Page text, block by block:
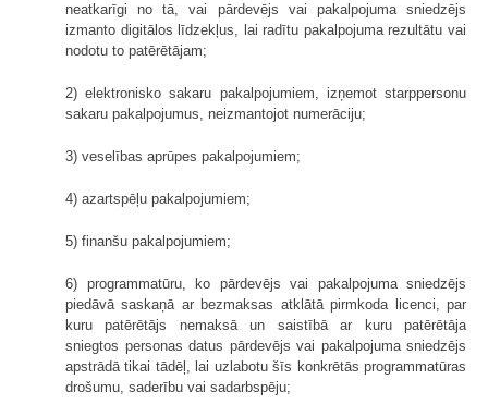
neatkarīgi no tā, vai pārdevējs vai pakalpojuma sniedzējs
izmanto digitālos līdzekļus, lai radītu pakalpojuma rezultātu vai
nodotu to patērētājam;
2) elektronisko sakaru pakalpojumiem, izņemot starppersonu
sakaru pakalpojumus, neizmantojot numerāciju;
3) veselības aprūpes pakalpojumiem;
4) azartspēļu pakalpojumiem;
5) finanšu pakalpojumiem;
6) programmatūru, ko pārdevējs vai pakalpojuma sniedzējs
piedāvā saskaņā ar bezmaksas atklātā pirmkoda licenci, par
kuru patērētājs nemaksā un saistībā ar kuru patērētāja
sniegtos personas datus pārdevējs vai pakalpojuma sniedzējs
apstrādā tikai tādēļ, lai uzlabotu šīs konkrētās programmatūras
drošumu, saderību vai sadarbspēju;